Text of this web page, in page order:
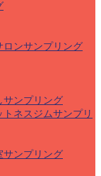
ロンサンプリング
サンプリング
ネスジムサンプリ
サンプリング